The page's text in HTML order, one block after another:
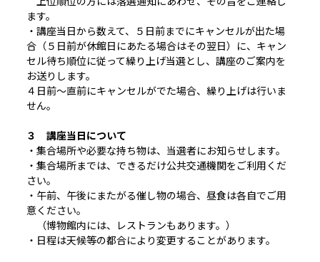
ます。
・講座当日から数えて、５日前までにキャンセルが出た場
合（５日前が休館日にあたる場合はその翌日）に、キャン
セル待ち順位に従って繰り上げ当選とし、講座のご案内を
お送りします。
４日前～直前にキャンセルがでた場合、繰り上げは行いま
せん。
３ 講座当日について
・集合場所や必要な持ち物は、当選者にお知らせします。
・集合場所までは、できるだけ公共交通機関をご利用くだ
さい。
・午前、午後にまたがる催し物の場合、昼食は各自でご用
意ください。
（博物館内には、レストランもあります。）
・日程は天候等の都合により変更することがあります。